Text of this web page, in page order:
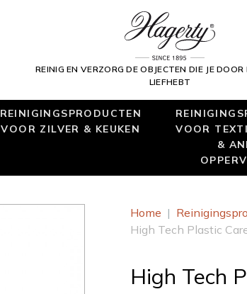
REINIG EN VERZORG DE OBJECTEN DIE JE DOOR
LIEFHEBT
REINIGINGSPRODUCTEN
VOOR ZILVER & KEUKEN
VOOR
&
Home |
High Tech Plastic
High Tech